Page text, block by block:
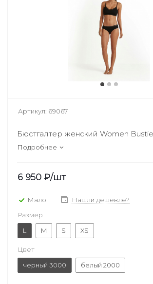
Артикул: 69067
Бюстгалтер женский Women
Подробнее
6 950 ₽/шт
Мало
Нашли дешевле?
Размер
L
M S XS
Цвет
черный 3000
белый 2000